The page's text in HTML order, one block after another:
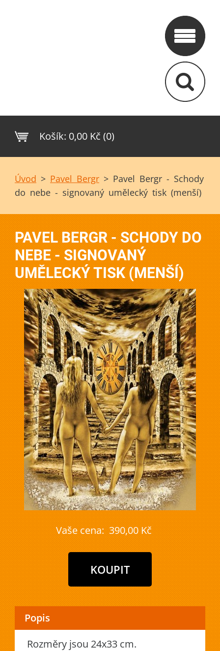
Košík: 0,00 Kč (0)
Úvod > Pavel Bergr > Pavel Bergr - Schody
do nebe - signovaný umělecký tisk (menší)
PAVEL BERGR - SCHODY DO
NEBE - SIGNOVANÝ
UMĚLECKÝ TISK (MENŠÍ)
Vaše cena: 390,00 Kč
Popis
Rozměry jsou 24x33 cm.